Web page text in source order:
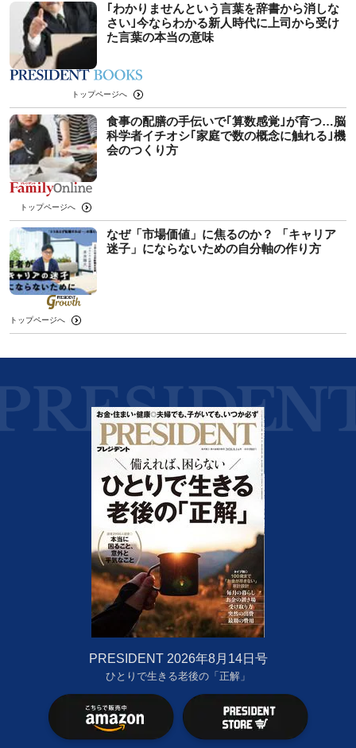
｢わかりませんという言葉を辞書から消しな
さい｣今ならわかる新人時代に上司から受け
た言葉の本当の意味
トップページへ
食事の配膳の手伝いで｢算数感覚｣が育つ…脳
科学者イチオシ｢家庭で数の概念に触れる｣機
会のつくり方
トップページへ
なぜ「市場価値」に焦るのか？ 「キャリア
迷子」にならないための自分軸の作り方
トップページへ
PRESIDENT 2026年8月14日号
ひとりで生きる老後の「正解」